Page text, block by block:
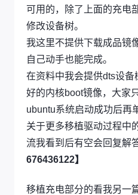
可用的，除了上面的充电
修改设备树。
我这里不提供下载成品镜
自己动手也能完成。
在资料中我会提供dts设
好的内核boot镜像，大家
ubuntu系统启动成功后再
关于更多移植驱动过程中
流我看到后有空会回复解
676436122】
移植充电部分的看我另一